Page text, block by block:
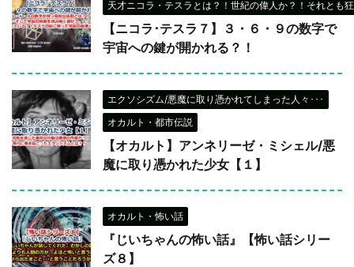
天才ニコラ・テスラとは？！世紀の偉人か？！それとも
【ニコラ･テスラ７】３・６・９の数字で
宇宙への鍵が開かれる？！
エクソシズム/悪魔に取り憑かれてしまった人々･･･
オカルト・都市伝説
【オカルト】アンネリーゼ・ミシェル/悪
魔に取り憑かれた少女【１】
オカルト・怖い話
『じいちゃんの怖い話』【怖い話シリー
ズ８】